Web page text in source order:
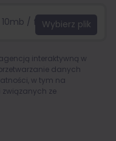
10mb / format:.jpg,
interaktywną w
danych
, w tym na
ze